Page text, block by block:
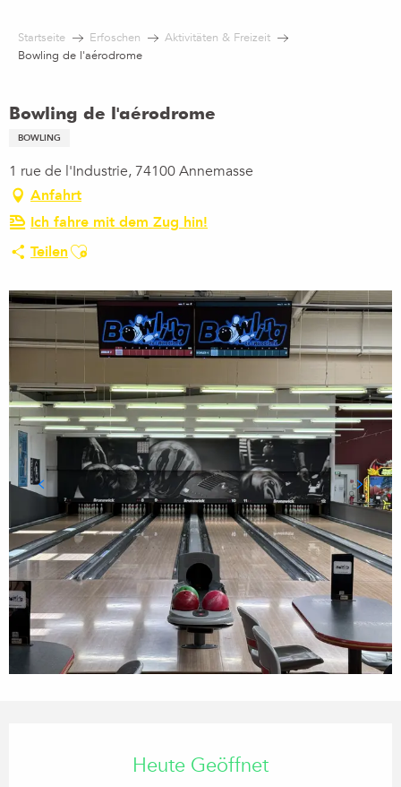
contenu
Startseite Erfoschen
Aktivitäten & Freizeit
Bowling de l'aérodrome
Bowling de l'aérodrome
BOWLING
1 rue de l'Industrie, 74100 Annemasse
Anfahrt
Ich fahre mit dem Zug hin!
TeilenAjouter aux favoris
Heute Geöffnet